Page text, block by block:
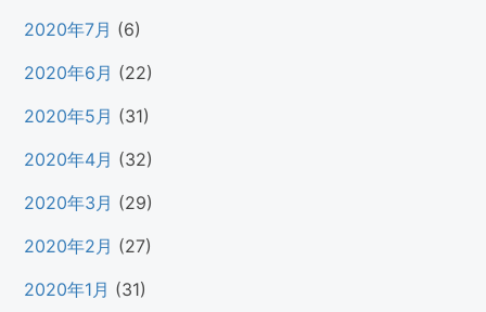
2020年7月 (6)
2020年6月 (22)
2020年5月 (31)
2020年4月 (32)
2020年3月 (29)
2020年2月 (27)
2020年1月 (31)